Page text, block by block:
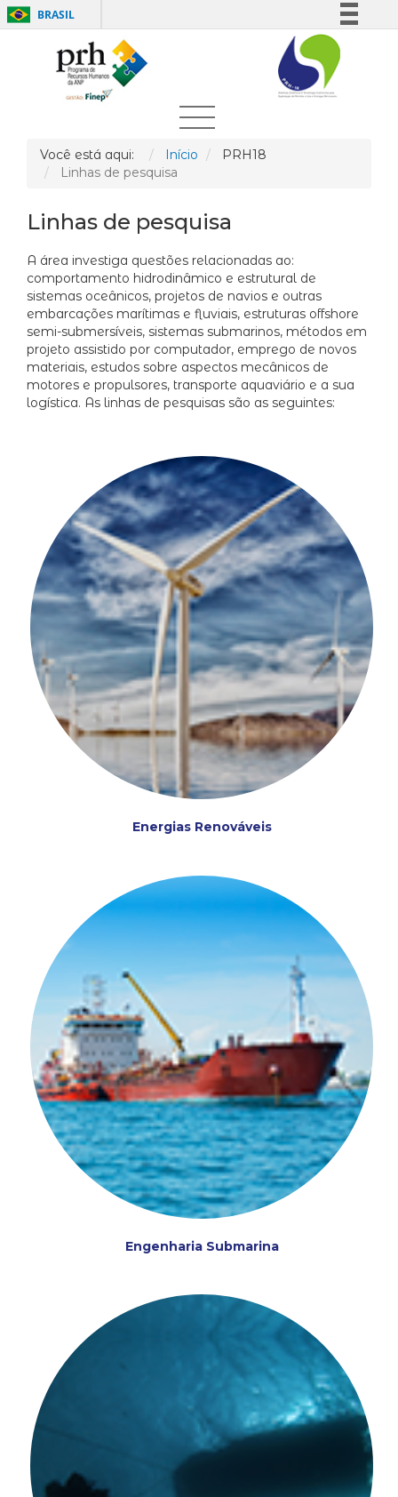
BRASIL
Simplifique!
Comunica BR
Participe
Legislação
Você está aqui: Início
PRH18
Linhas de pesquisa
Linhas de pesquisa
A área investiga questões relacionadas ao:
comportamento hidrodinâmico e estrutural de
sistemas oceânicos, projetos de navios e outras
embarcações marítimas e fluviais, estruturas offshore
semi-submersíveis, sistemas submarinos, métodos em
projeto assistido por computador, emprego de novos
materiais, estudos sobre aspectos mecânicos de
motores e propulsores, transporte aquaviário e a sua
logística. As linhas de pesquisas são as seguintes:
Energias Renováveis
Engenharia Submarina